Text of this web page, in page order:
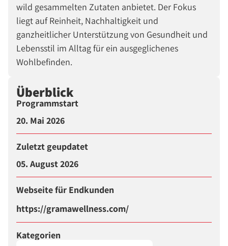
wild gesammelten Zutaten anbietet. Der Fokus
liegt auf Reinheit, Nachhaltigkeit und
ganzheitlicher Unterstützung von Gesundheit und
Lebensstil im Alltag für ein ausgeglichenes
Wohlbefinden.
Überblick
Programmstart
20. Mai 2026
Zuletzt geupdatet
05. August 2026
Webseite für Endkunden
https://gramawellness.com/
Kategorien